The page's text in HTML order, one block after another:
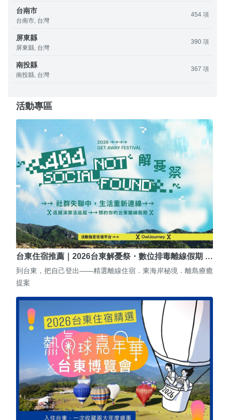
台南市
台南市, 台灣
454 項
屏東縣
屏東縣, 台灣
390 項
南投縣
南投縣, 台灣
367 項
活動專區
台東住宿推薦｜2026台東解憂祭・數位排毒離線假期 …
到台東，把自己登出——精選離線住宿．東海岸秘境．離島療癒
提案